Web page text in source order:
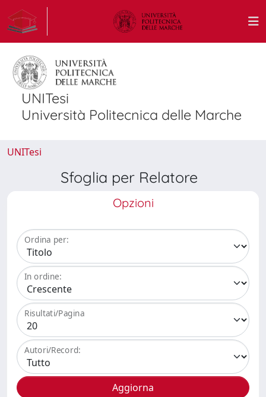
UNITesi
Università Politecnica delle Marche
UNITesi
Sfoglia per Relatore
Opzioni
Ordina per:
In ordine:
Risultati/Pagina
Autori/Record: